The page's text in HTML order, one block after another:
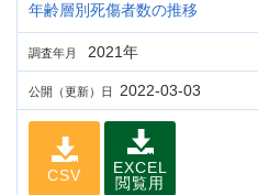
年齢層別死傷者数の推移
調査年月 2021年
公開（更新）日 2022-03-03
CSV
EXCEL
閲覧用